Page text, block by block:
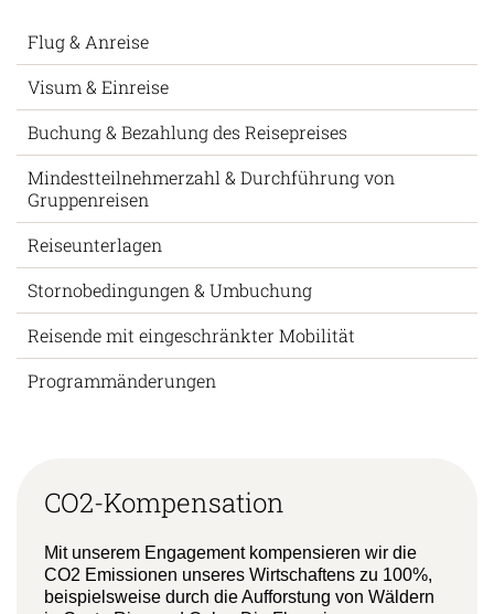
Flug & Anreise
Visum & Einreise
Buchung & Bezahlung des Reisepreises
Mindestteilnehmerzahl & Durchführung von
Gruppenreisen
Reiseunterlagen
Stornobedingungen & Umbuchung
Reisende mit eingeschränkter Mobilität
CO2-Kompensation
Mit unserem Engagement kompensieren wir die